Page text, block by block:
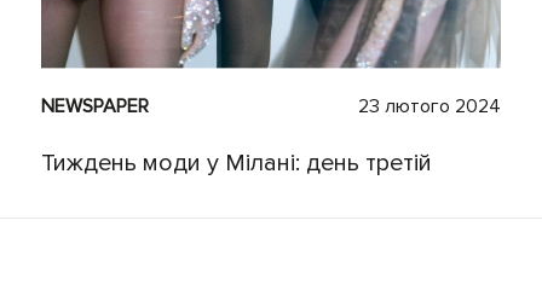
NEWSPAPER 23 лютого 2024
Тиждень моди у Мілані: день третій